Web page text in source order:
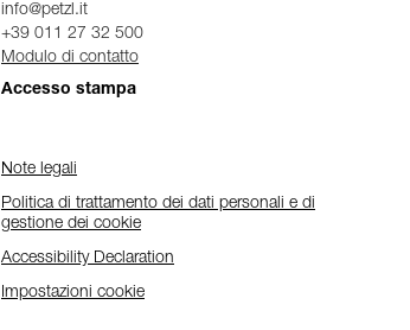
info@petzl.it
+39 011 27 32 500
Modulo di contatto
Accesso stampa
Note legali
Politica di trattamento dei dati personali e di
gestione dei cookie
Accessibility Declaration
Impostazioni cookie